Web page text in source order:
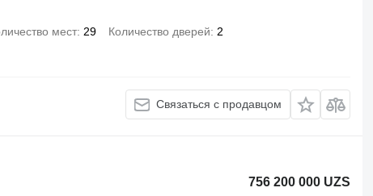
мест 29 Количество дверей 2
Связаться с продавцом
756 200 000 UZS